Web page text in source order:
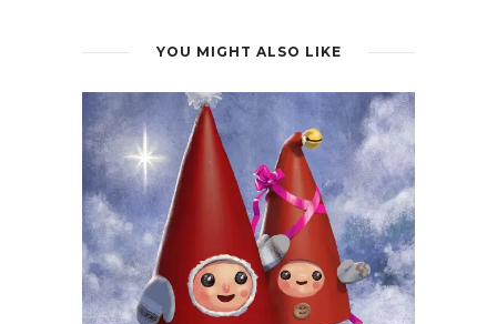
YOU MIGHT ALSO LIKE